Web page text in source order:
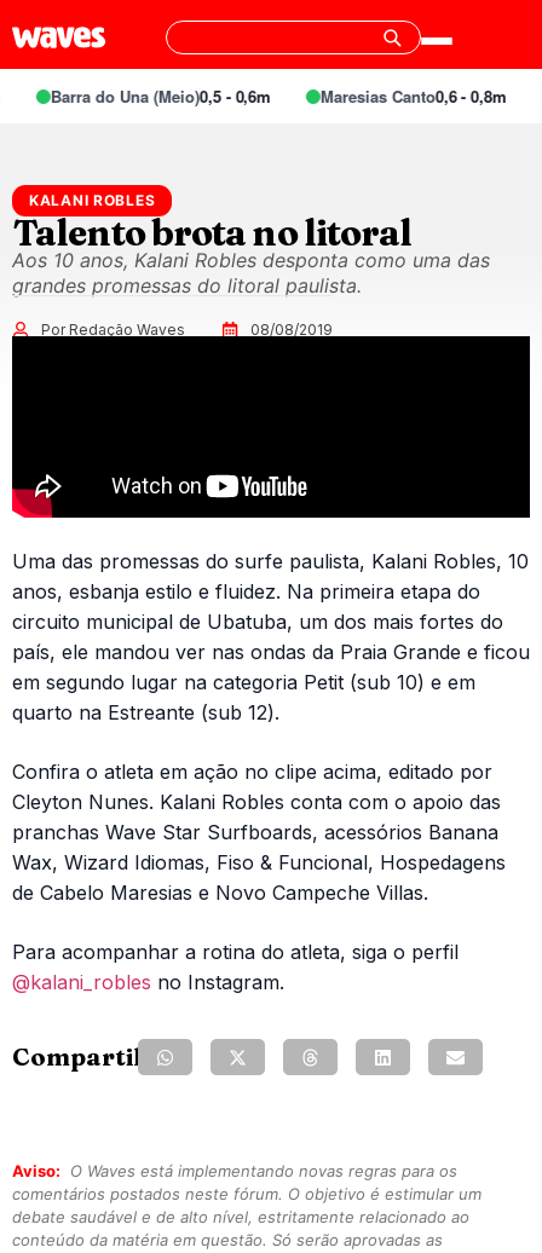
Barra do Una (Meio)0,5 - 0,6m Maresias Canto0,6 - 0,8m
KALANI ROBLES
Talento brota no litoral
Aos 10 anos, Kalani Robles desponta como uma das
grandes promessas do litoral paulista.
Por Redação Waves 08/08/2019
Uma das promessas do surfe paulista, Kalani Robles, 10
anos, esbanja estilo e fluidez. Na primeira etapa do
circuito municipal de Ubatuba, um dos mais fortes do
país, ele mandou ver nas ondas da Praia Grande e ficou
em segundo lugar na categoria Petit (sub 10) e em
quarto na Estreante (sub 12).
Confira o atleta em ação no clipe acima, editado por
Cleyton Nunes. Kalani Robles conta com o apoio das
pranchas Wave Star Surfboards, acessórios Banana
Wax, Wizard Idiomas, Fiso & Funcional, Hospedagens
de Cabelo Maresias e Novo Campeche Villas.
Para acompanhar a rotina do atleta, siga o perfil
@kalani_robles no Instagram.
Compartilhe:
Aviso:
O Waves está implementando novas regras para os
comentários postados neste fórum. O objetivo é estimular um
debate saudável e de alto nível, estritamente relacionado ao
conteúdo da matéria em questão. Só serão aprovadas as